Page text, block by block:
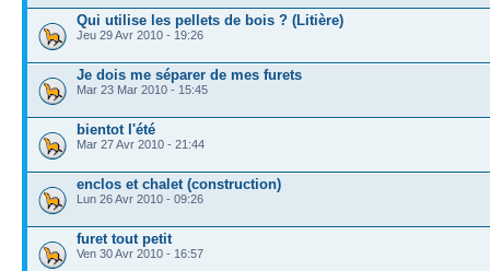
Qui utilise les pellets de bois ? (Litière)
Jeu 29 Avr 2010 - 19:26
Je dois me séparer de mes furets
Mar 23 Mar 2010 - 15:45
bientot l'été
Mar 27 Avr 2010 - 21:44
enclos et chalet (construction)
Lun 26 Avr 2010 - 09:26
furet tout petit
Ven 30 Avr 2010 - 16:57